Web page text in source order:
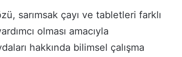
sarımsak çayı ve tabletleri farklı
olması amacıyla
hakkında bilimsel çalışma